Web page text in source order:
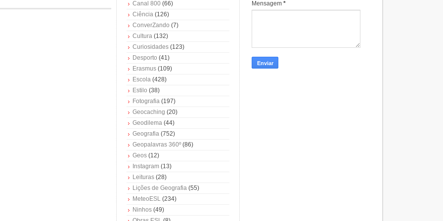
Canal 800 (66)
Ciência (126)
ConverZando (7)
Cultura (132)
Curiosidades (123)
Desporto (41)
Erasmus (109)
Escola (428)
Estilo (38)
Fotografia (197)
Geocaching (20)
Geodilema (44)
Geografia (752)
Geopalavras 360º (86)
Geos (12)
Instagram (13)
Leituras (28)
Lições de Geografia (55)
MeteoESL (234)
Ninhos (49)
Mensagem *